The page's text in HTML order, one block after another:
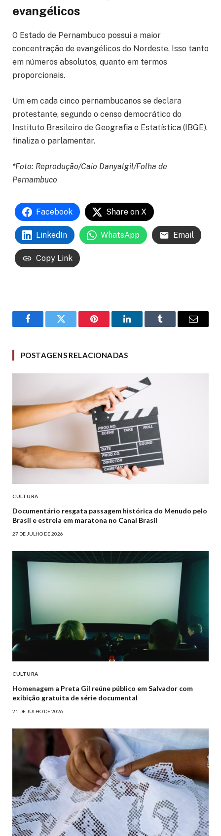
evangélicos
O Estado de Pernambuco possui a maior
concentração de evangélicos do Nordeste. Isso tanto
em números absolutos, quanto em termos
proporcionais.
Um em cada cinco pernambucanos se declara
protestante, segundo o censo democrático do
Instituto Brasileiro de Geografia e Estatística (IBGE),
finaliza o parlamentar.
*Foto: Reprodução/Caio Danyalgil/Folha de
Pernambuco
Facebook Share on X
LinkedIn WhatsApp Email
Copy Link
FacebookTwitter Pinterest LinkedInTumblr Email
POSTAGENS RELACIONADAS
CULTURA
Documentário resgata passagem histórica do Menudo pelo
Brasil e estreia em maratona no Canal Brasil
27 DE JULHO DE 2026
CULTURA
Homenagem a Preta Gil reúne público em Salvador com
exibição gratuita de série documental
21 DE JULHO DE 2026